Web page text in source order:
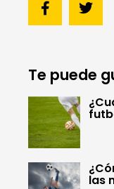
Te puede
las